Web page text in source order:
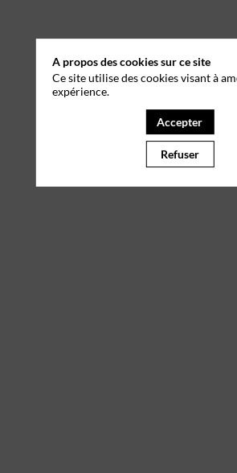
Il manque du contenu : rafraichissez
A propos des cookies sur ce site
Ce site utilise des cookies visant à
expérience.
Accepter
Refuser